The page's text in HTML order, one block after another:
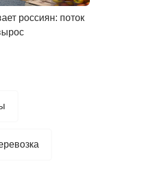
россиян: поток